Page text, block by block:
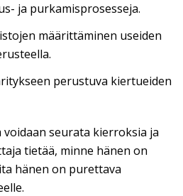
ja purkamisprosesseja.
määrittäminen useiden
perustuva kiertueiden
voidaan seurata kierroksia ja
tietää, minne hänen on
hänen on purettava